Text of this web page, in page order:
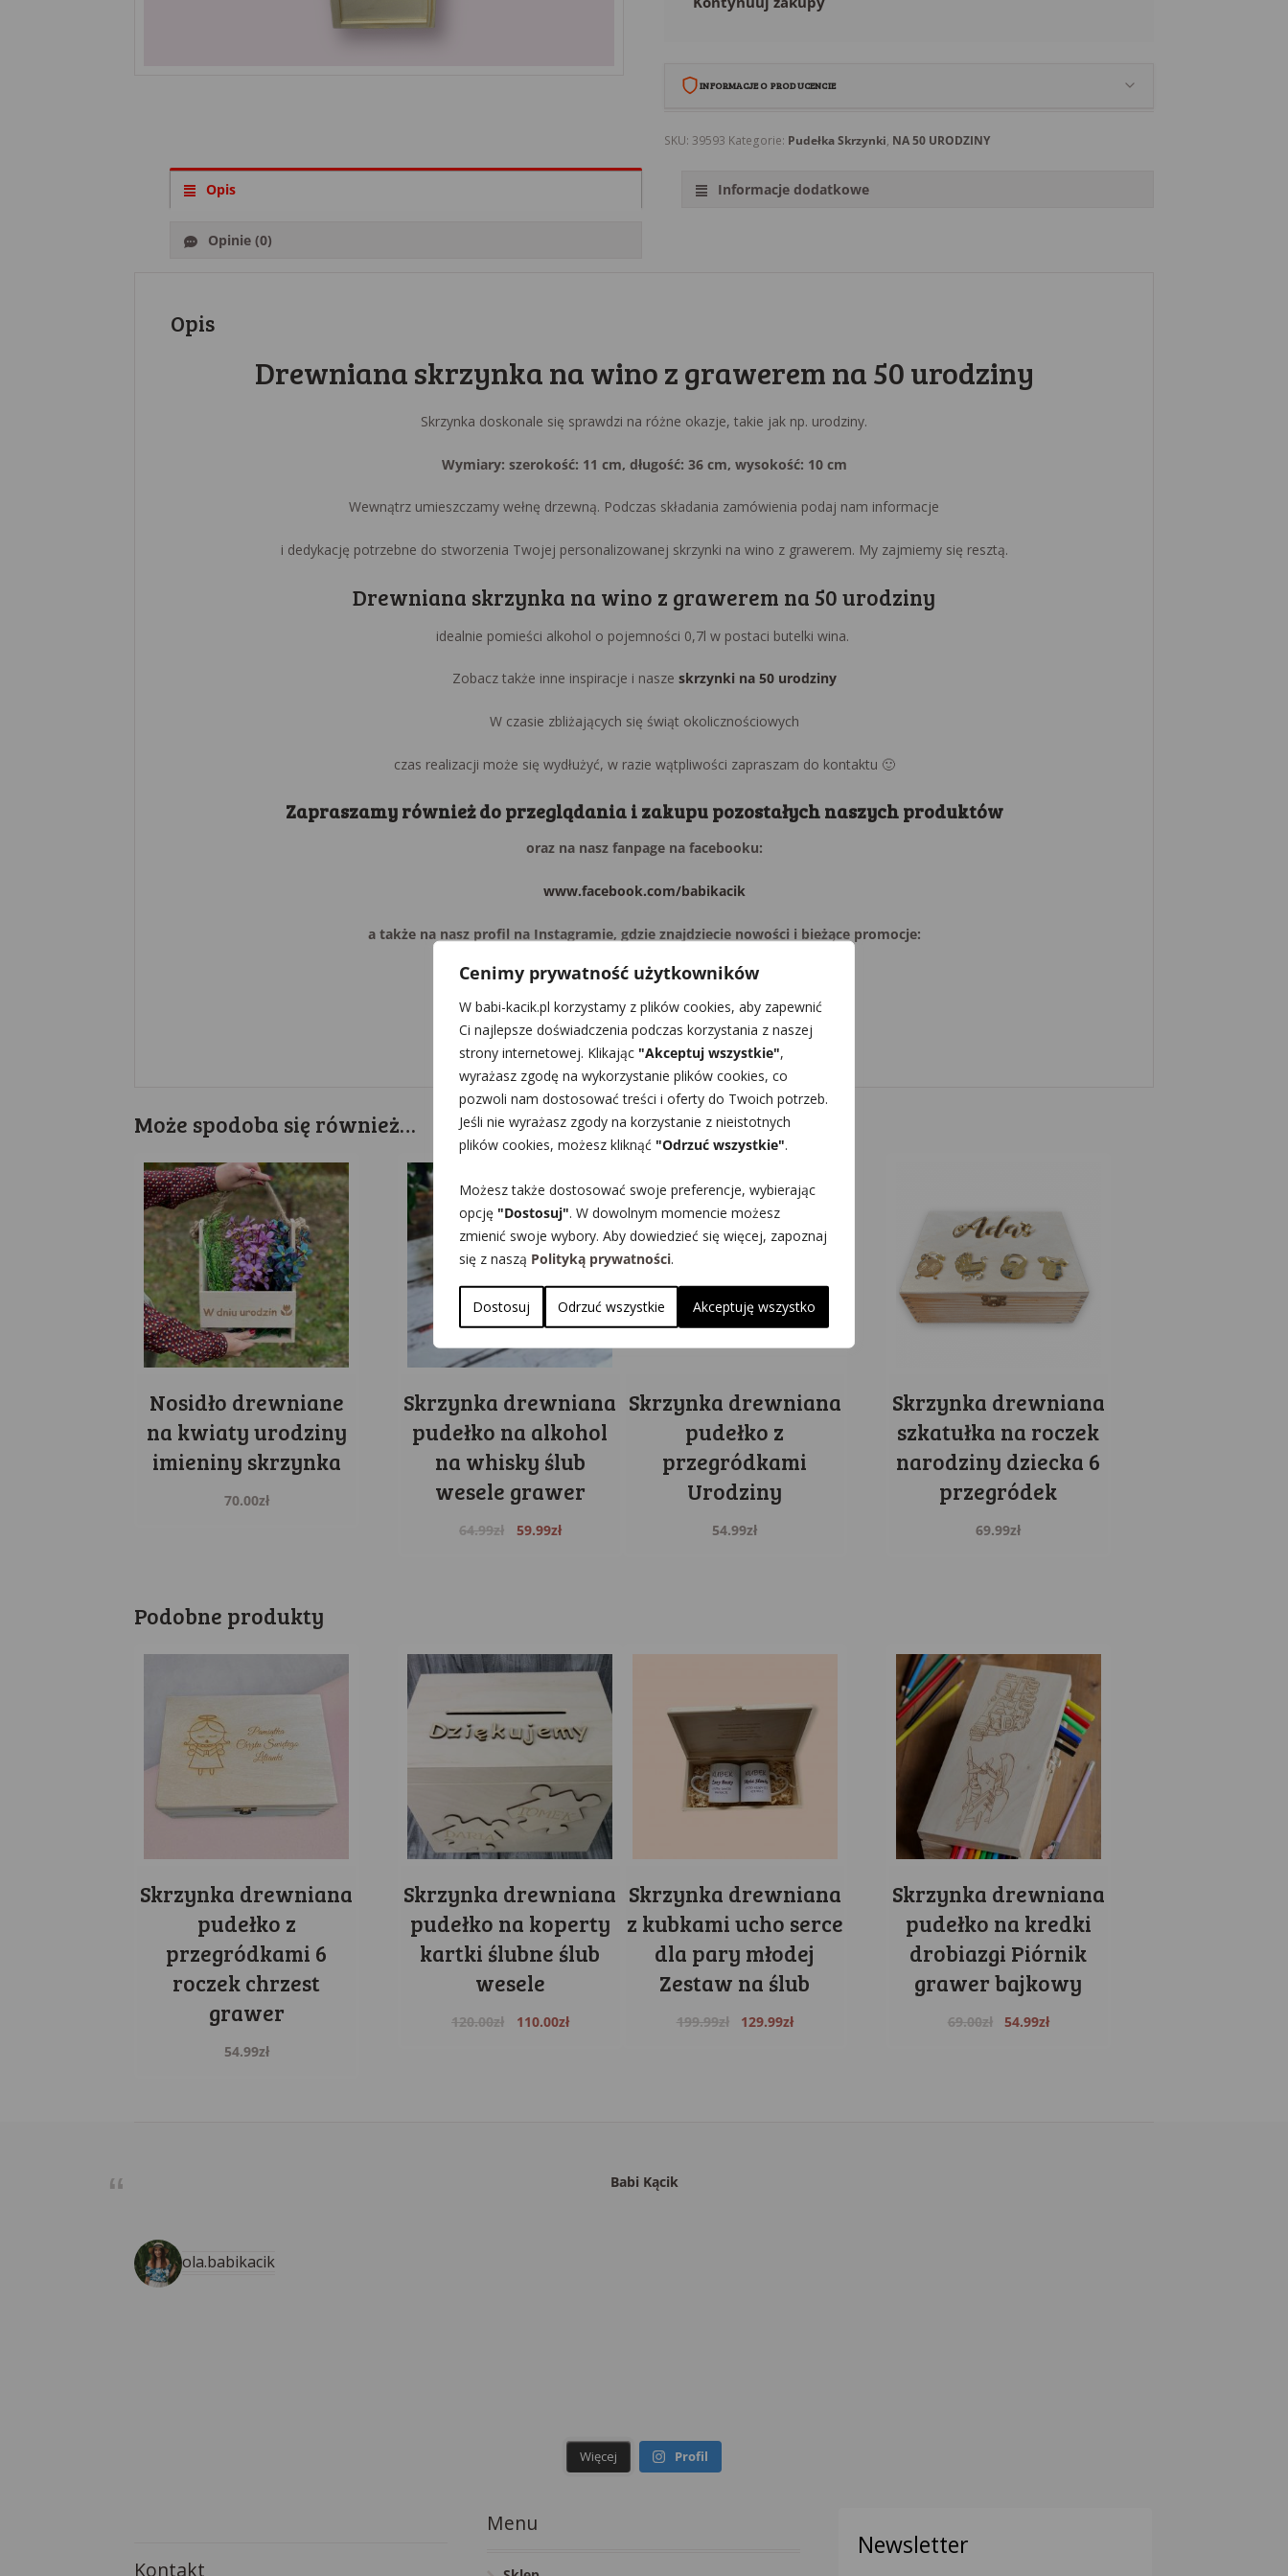
Cenimy prywatność użytkowników
W babi-kacik.pl korzystamy z plików cookies, aby zapewnić
Ci najlepsze doświadczenia podczas korzystania z naszej
strony internetowej. Klikając "Akceptuj wszystkie",
wyrażasz zgodę na wykorzystanie plików cookies, co
pozwoli nam dostosować treści i oferty do Twoich potrzeb.
Jeśli nie wyrażasz zgody na korzystanie z nieistotnych
plików cookies, możesz kliknąć "Odrzuć wszystkie".
Możesz także dostosować swoje preferencje, wybierając
opcję "Dostosuj". W dowolnym momencie możesz
zmienić swoje wybory. Aby dowiedzieć się więcej, zapoznaj
się z naszą Polityką prywatności.
Dostosuj Odrzuć wszystkie Akceptuję wszystko
INFORMACJE O PRODUCENCIE
Babi Kącik Aleksandra Babicz
86-212 Polska
SKU: 39593 Kategorie: Pudełka Skrzynki, NA 50 URODZINY
Opis Informacje dodatkowe
Opinie (0)
Opis
Drewniana skrzynka na wino z grawerem na 50 urodziny
Skrzynka doskonale się sprawdzi na różne okazje, takie jak np. urodziny.
Wymiary: szerokość: 11 cm, długość: 36 cm, wysokość: 10 cm
Wewnątrz umieszczamy wełnę drzewną. Podczas składania zamówienia podaj nam informacje
i dedykację potrzebne do stworzenia Twojej personalizowanej skrzynki na wino z grawerem. My zajmiemy się resztą.
Drewniana skrzynka na wino z grawerem na 50 urodziny
idealnie pomieści alkohol o pojemności 0,7l w postaci butelki wina.
Zobacz także inne inspiracje i nasze skrzynki na 50 urodziny
W czasie zbliżających się świąt okolicznościowych
czas realizacji może się wydłużyć, w razie wątpliwości zapraszam do kontaktu 🙂
Zapraszamy również do przeglądania i zakupu pozostałych naszych produktów
oraz na nasz fanpage na facebooku:
www.facebook.com/babikacik
a także na nasz profil na Instagramie, gdzie znajdziecie nowości i bieżące promocje:
www.instagram.com/ola.babikacik
Może spodoba się również…
Nosidło drewniane
na kwiaty urodziny
imieniny skrzynka
70.00zł
Skrzynka drewniana
pudełko na alkohol
na whisky ślub
wesele grawer
64.99zł
Original
59.99złCurrent
Skrzynka drewniana
pudełko z
przegródkami
Urodziny
54.99zł
Skrzynka drewniana
szkatułka na roczek
narodziny dziecka 6
przegródek
69.99zł
Podobne produkty
Skrzynka drewniana
pudełko z
przegródkami 6
roczek chrzest
grawer
54.99zł
Skrzynka drewniana
pudełko na koperty
kartki ślubne ślub
wesele
120.00zł
Original
110.00złCurrent
Skrzynka drewniana
z kubkami ucho serce
dla pary młodej
Zestaw na ślub
199.99zł
Original
129.99złCurrent
Skrzynka drewniana
pudełko na kredki
drobiazgi Piórnik
grawer bajkowy
69.00zł
Original
54.99złCurrent
Babi Kącik
ola.babikacik
Więcej Profil
Kontakt
Menu
Newsletter